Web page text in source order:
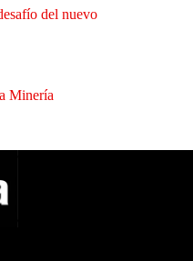
del nuevo
Minería